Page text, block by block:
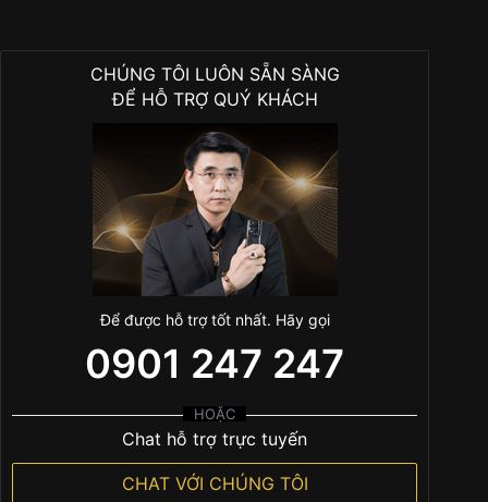
CHÚNG TÔI LUÔN SẴN SÀNG
ĐỂ HỖ TRỢ QUÝ KHÁCH
Để được hỗ trợ tốt nhất. Hãy gọi
0901 247 247
HOẶC
Chat hỗ trợ trực tuyến
CHAT VỚI CHÚNG TÔI